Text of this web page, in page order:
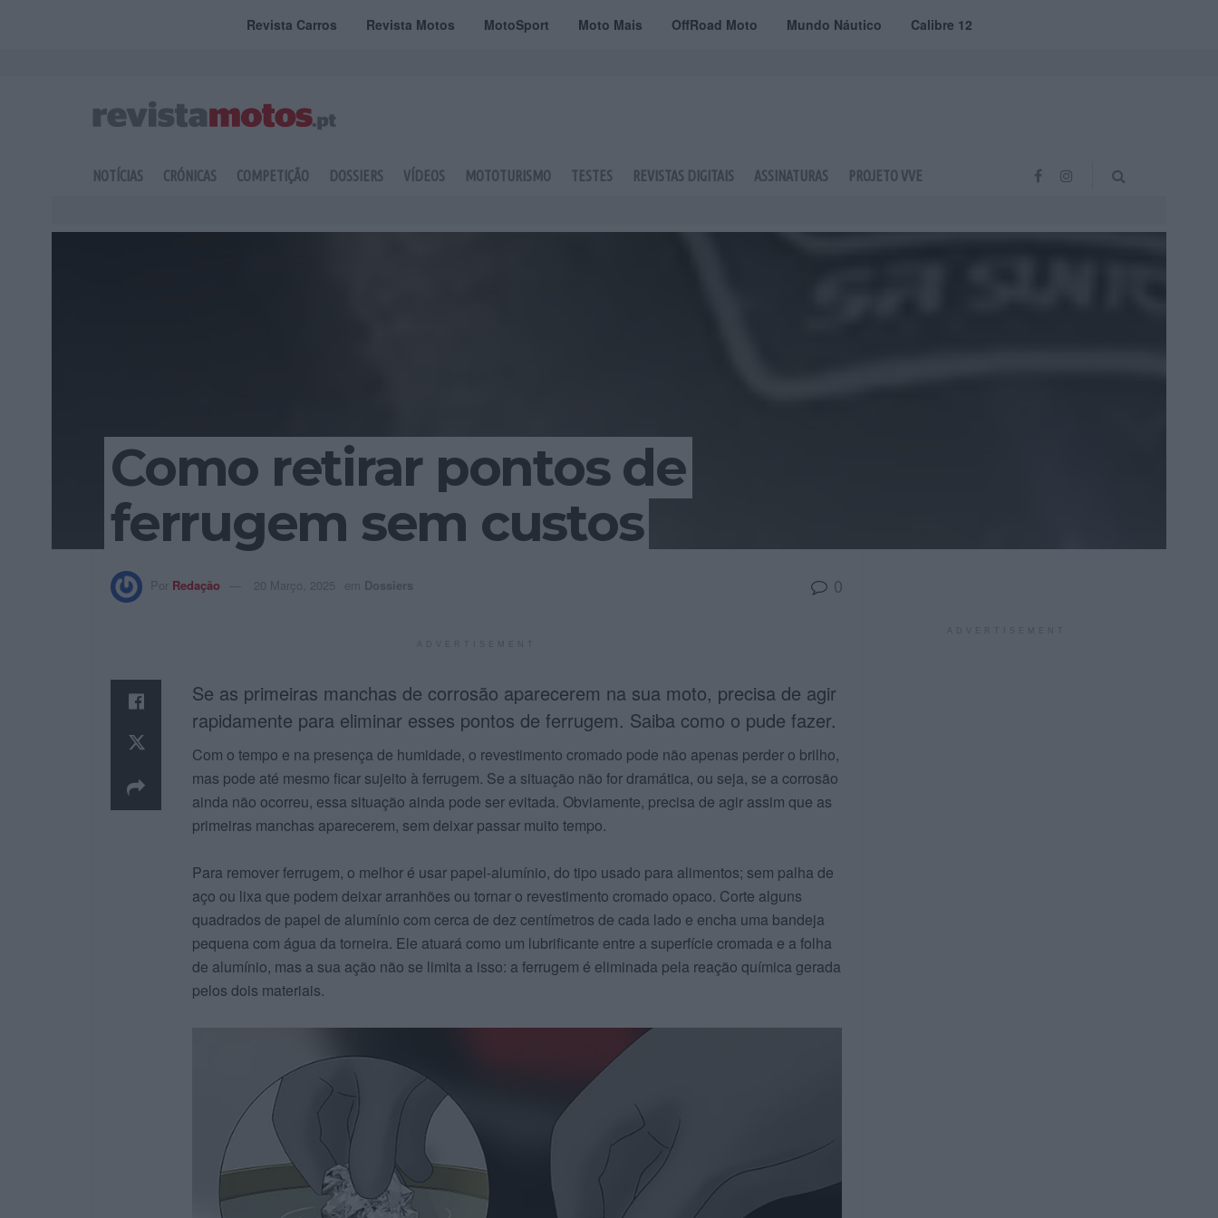
Revista Carros Revista Motos MotoSport Moto Mais OffRoad Moto Mundo Náutico Calibre 12
NOTÍCIAS CRÓNICAS COMPETIÇÃO DOSSIERS VÍDEOS MOTOTURISMO TESTES REVISTAS DIGITAIS ASSINATURAS PROJETO VVE
Como retirar pontos de
ferrugem sem custos
Por Redação 20 Março, 2025 em Dossiers 0
Se as primeiras manchas de corrosão aparecerem na sua moto, precisa de agir
rapidamente para eliminar esses pontos de ferrugem. Saiba como o pude fazer.
Com o tempo e na presença de humidade, o revestimento cromado pode não apenas perder o brilho,
mas pode até mesmo ficar sujeito à ferrugem. Se a situação não for dramática, ou seja, se a corrosão
ainda não ocorreu, essa situação ainda pode ser evitada. Obviamente, precisa de agir assim que as
primeiras manchas aparecerem, sem deixar passar muito tempo.
Para remover ferrugem, o melhor é usar papel-alumínio, do tipo usado para alimentos; sem palha de
aço ou lixa que podem deixar arranhões ou tornar o revestimento cromado opaco. Corte alguns
quadrados de papel de alumínio com cerca de dez centímetros de cada lado e encha uma bandeja
pequena com água da torneira. Ele atuará como um lubrificante entre a superfície cromada e a folha
de alumínio, mas a sua ação não se limita a isso: a ferrugem é eliminada pela reação química gerada
pelos dois materiais.